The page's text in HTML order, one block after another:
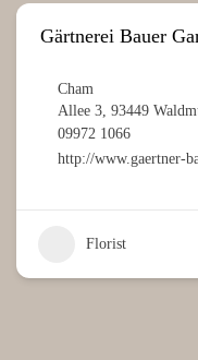
Gärtnerei Bauer
Cham
Allee 3, 93449
09972 1066
http://www.gaertner-
Florist